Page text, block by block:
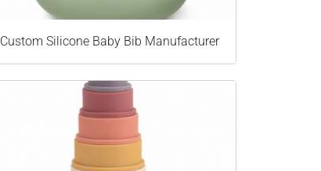
Custom Silicone Baby Bib Manufacturer